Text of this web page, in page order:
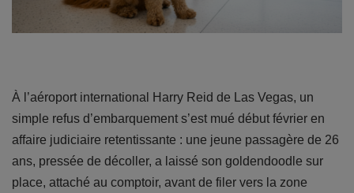
À l’aéroport international Harry Reid de Las Vegas, un
simple refus d’embarquement s’est mué début février en
affaire judiciaire retentissante : une jeune passagère de 26
ans, pressée de décoller, a laissé son goldendoodle sur
place, attaché au comptoir, avant de filer vers la zone